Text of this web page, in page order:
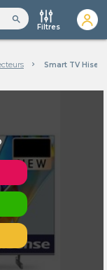
search
Filtres
Smart TV